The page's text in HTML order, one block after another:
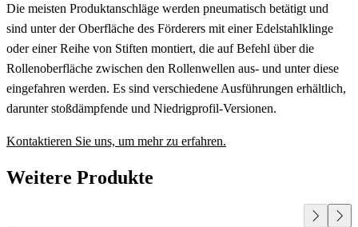
Die meisten Produktanschläge werden pneumatisch betätigt und
sind unter der Oberfläche des Förderers mit einer Edelstahlklinge
oder einer Reihe von Stiften montiert, die auf Befehl über die
Rollenoberfläche zwischen den Rollenwellen aus- und unter diese
eingefahren werden. Es sind verschiedene Ausführungen erhältlich,
darunter stoßdämpfende und Niedrigprofil-Versionen.
Kontaktieren Sie uns, um mehr zu erfahren.
Weitere Produkte